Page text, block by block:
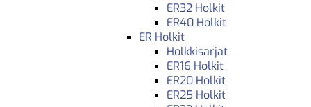
ER32 Holkit
ER40 Holkit
ER Holkit
Holkkisarjat
ER16 Holkit
ER20 Holkit
ER25 Holkit